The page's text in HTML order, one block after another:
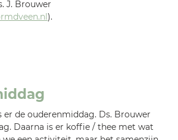
J. Brouwer
).
er de ouderenmiddag. Ds. Brouwer
Daarna is er koffie / thee met wat